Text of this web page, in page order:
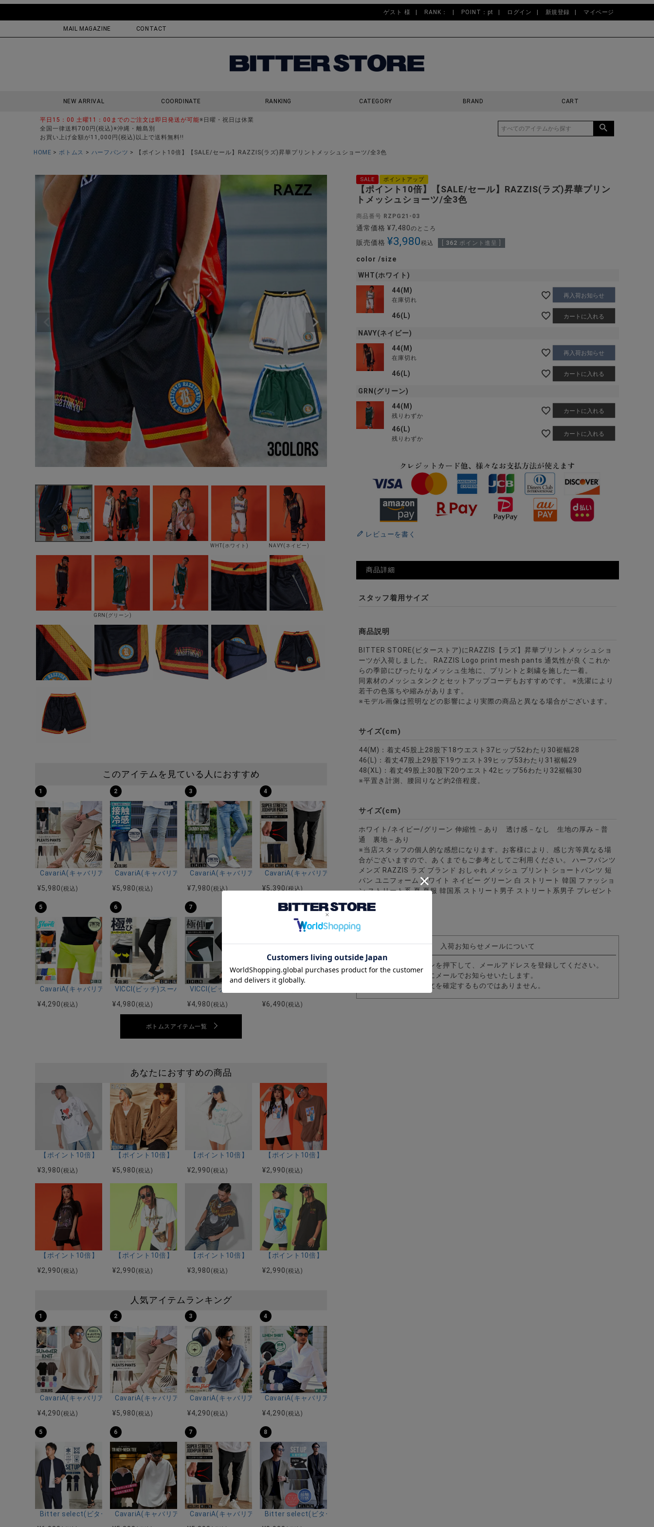
ゲスト 様 RANK： POINT：pt ログイン 新規登録 マイページ
MAIL MAGAZINE CONTACT
NEW ARRIVAL COORDINATE RANKING CATEGORY BRAND CART
平日15：00 土曜11：00までのご注文は即日発送が可能※日曜・祝日は休業
全国一律送料700円(税込)※沖縄・離島別
お買い上げ金額が11,000円(税込)以上で送料無料!!
HOME ボトムス ハーフパンツ 【ポイント10倍】【SALE/セール】RAZZIS(ラズ)昇華プリントメッシュショーツ/全3色
WHT(ホワイト) NAVY(ネイビー)
GRN(グリーン)
このアイテムを見ている人におすすめ
1
CavariA(キャバリア)プリーツ加工イージーロングパンツ/全5色
¥5,980 (税込)
2
CavariA(キャバリア)接触冷感5ポケットストレッチデニムパンツ/全2色
¥5,980 (税込)
3
CavariA(キャバリア)ストレッチスキニーアンクルデニムパンツ/全5色
¥7,980 (税込)
4
CavariA(キャバリア)ストレッチジョッパーパンツ/全4色
¥5,390 (税込)
5
CavariA(キャバリア)ストレッチポリダンボールショーツ/全9色
¥4,290 (税込)
6
VICCI(ビッチ)スーパーストレッチスキニーパンツ/全4色
¥4,980 (税込)
7
VICCI(ビッチ)スーパーストレッチスリムテーパードアンクルパンツ/全4色
¥4,980 (税込)
CavariA(キャバリア)楊柳ストライプイージースラックス/全3色
¥6,490 (税込)
ボトムスアイテム一覧
あなたにおすすめの商品
【ポイント10倍】【SALE/セール】RAZZIS(ラズ)ILOVE DRUNK TEE/全2色
¥3,980 (税込)
【ポイント10倍】【SALE/セール】RAZZIS(ラズ)Rロゴ刺繍モヘアタッチカーディガン/全1色
¥5,980 (税込)
【ポイント10倍】【SALE/セール】RAZZIS(ラズ)バードロゴプリントクルーネック長袖Tシャツ/全2色
¥2,990 (税込)
【ポイント10倍】【SALE/セール】RAZZIS(ラズ)スマイルバスケットボールプリントクルーネック半袖Tシャツ/全3色
¥2,990 (税込)
【ポイント10倍】【SALE/セール】RAZZIS(ラズ)コンドルロゴプリントクルーネック半袖Tシャツ/全3色
¥2,990 (税込)
【ポイント10倍】【SALE/セール】RAZZIS(ラズ)イーグルフォトロゴプリントクルーネック半袖Tシャツ/全3色
¥2,990 (税込)
【ポイント10倍】【SALE/セール】RAZZIS(ラズ)EAGLE PRINT/全2色
¥3,980 (税込)
【ポイント10倍】【SALE/セール】RAZZIS(ラズ)バイクデビルプリントクルーネック半袖Tシャツ/全2色
¥2,990 (税込)
人気アイテムランキング
1
CavariA(キャバリア)12Gミラノリブクルーネックドルマンハーフスリーブニット/全12色
¥4,290 (税込)
2
CavariA(キャバリア)プリーツ加工イージーロングパンツ/全5色
¥5,980 (税込)
3
CavariA(キャバリア)パナマ織り7分袖カプリシャツ/全9色
¥4,290 (税込)
4
CavariA(キャバリア)コットンリネンホリゾンタルカラー7分袖カプリシャツ/全8色
¥4,290 (税込)
5
Bitter select(ビターセレクト)接触冷感スーパーストレッチバンドカラー半袖シャツ＆イージーパンツ/全2色
6
CavariA(キャバリア)キーネック半袖Tシャツ/全4色
7
CavariA(キャバリア)ストレッチジョッパーパンツ/全4色
8
Bitter select(ビターセレクト)接触冷感スーパーストレッチテーラード＆スラックスパンツ セットアップ/全6色
SALE ポイントアップ
【ポイント10倍】【SALE/セール】RAZZIS(ラズ)昇華プリン
トメッシュショーツ/全3色
商品番号 RZPG21-03
通常価格 ¥7,480のところ
販売価格 ¥3,980税込 362 ポイント進呈 ]
color size
WHT(ホワイト)
44(M)
在庫切れ
再入荷お知らせ
46(L) カートに入れる
NAVY(ネイビー)
44(M)
在庫切れ
再入荷お知らせ
46(L) カートに入れる
GRN(グリーン)
44(M)
残りわずか
カートに入れる
46(L)
残りわずか
カートに入れる
レビューを書く
商品詳細
スタッフ着用サイズ
商品説明
BITTER STORE(ビターストア)にRAZZIS【ラズ】昇華プリントメッシュショ
ーツが入荷しました。 RAZZIS Logo print mesh pants 通気性が良くこれか
らの季節にぴったりなメッシュ生地に、プリントと刺繍を施した一着。
同素材のメッシュタンクとセットアップコーデもおすすめです。 ※洗濯により
若干の色落ちや縮みがあります。
※モデル画像は照明などの影響により実際の商品と異なる場合がございます。
サイズ(cm)
44(M)：着丈45股上28股下18ウエスト37ヒップ52わたり30裾幅28
46(L)：着丈47股上29股下19ウエスト39ヒップ53わたり31裾幅29
48(XL)：着丈49股上30股下20ウエスト42ヒップ56わたり32裾幅30
※平置き計測、腰回りなど約2倍程度。
サイズ(cm)
ホワイト/ネイビー/グリーン 伸縮性－あり 透け感－なし 生地の厚み－普
通 裏地－あり
※当店スタッフの個人的な感想になります。お客様により、感じ方等異なる場
合がございますので、あくまでもご参考としてご利用ください。 ハーフパンツ
メンズ RAZZIS ラズ ブランド おしゃれ メッシュ プリント ショートパンツ 短
パン ユニフォーム ホワイト ネイビー グリーン 白 ストリート 韓国 ファッショ
ン ストリート系 夏 夏服 韓国系 ストリート男子 ストリート系男子 プレゼント
入荷お知らせメールについて
入荷お知らせボタンを押下して、メールアドレスを登録してください。
商品が入荷した際にメールでお知らせいたします。
商品の入荷やご注文を確定するものではありません。